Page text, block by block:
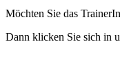
Möchten Sie das
Dann klicken Sie sich in